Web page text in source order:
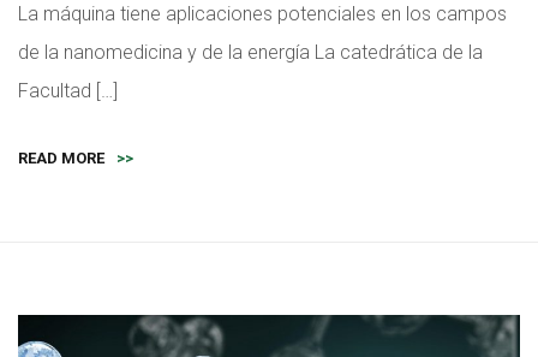
La máquina tiene aplicaciones potenciales en los campos
de la nanomedicina y de la energía La catedrática de la
Facultad […]
READ MORE >>